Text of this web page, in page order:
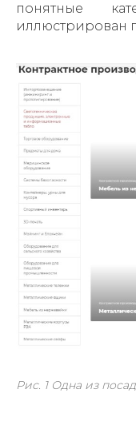
понятные
иллюстрирован
Рис. 1 Одна из